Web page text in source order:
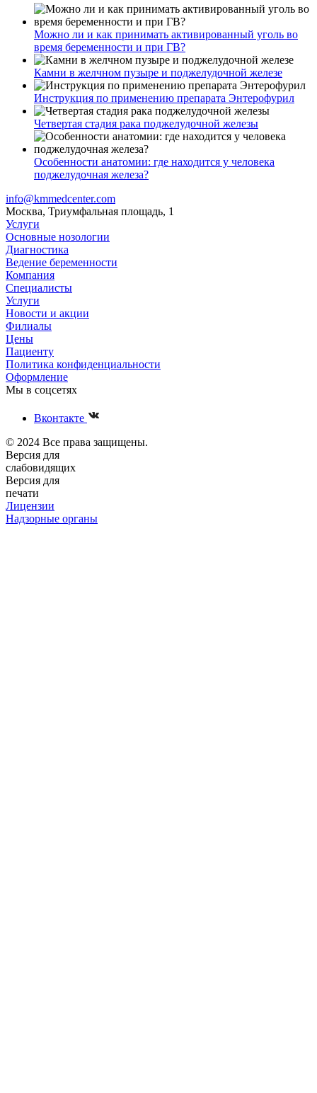
Можно ли и как принимать активированный уголь во
время беременности и при ГВ?
Камни в желчном пузыре и поджелудочной железе
Инструкция по применению препарата Энтерофурил
Четвертая стадия рака поджелудочной железы
Особенности анатомии: где находится у человека
поджелудочная железа?
info@kmmedcenter.com
Москва, Триумфальная площадь, 1
Услуги
Основные нозологии
Диагностика
Ведение беременности
Компания
Специалисты
Услуги
Новости и акции
Филиалы
Цены
Пациенту
Политика конфиденциальности
Оформление
Мы в соцсетях
Вконтакте
© 2024 Все права защищены.
Версия для
слабовидящих
Версия для
печати
Лицензии
Надзорные органы